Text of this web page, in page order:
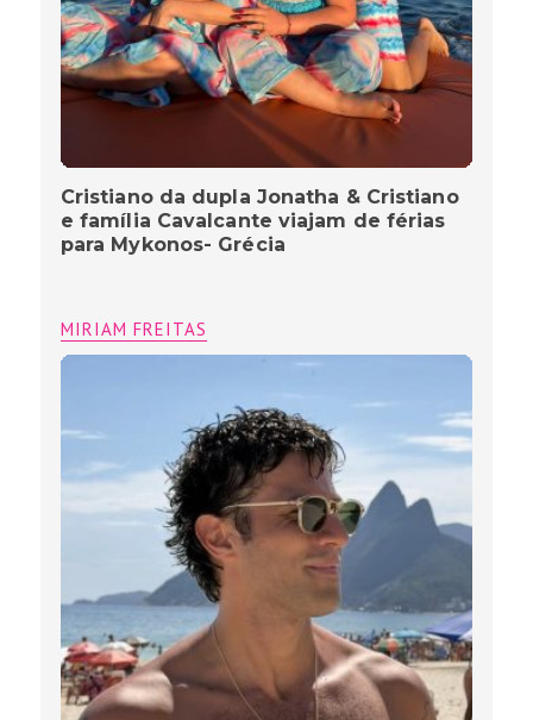
Cristiano da dupla Jonatha & Cristiano
e família Cavalcante viajam de férias
para Mykonos- Grécia
MIRIAM FREITAS